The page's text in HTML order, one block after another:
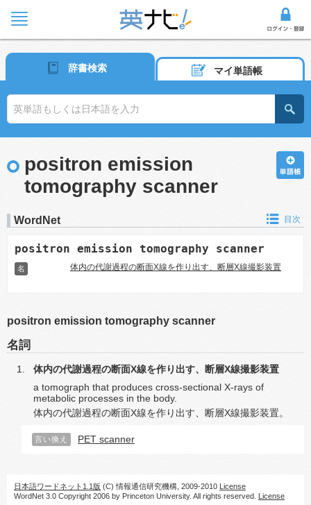
辞書検索 マイ単語帳
positron emission
tomography scanner
WordNet 目次
positron emission tomography scanner
名 体内の代謝過程の断面X線を作り出す、断層X線撮影装置
positron emission tomography scanner
名詞
体内の代謝過程の断面X線を作り出す、断層X線撮影装置
a tomograph that produces cross-sectional X-rays of
metabolic processes in the body.
体内の代謝過程の断面X線を作り出す、断層X線撮影装置。
言い換え PET scanner
日本語ワードネット1.1版 (C) 情報通信研究機構, 2009-2010 License
WordNet 3.0 Copyright 2006 by Princeton University. All rights reserved. License